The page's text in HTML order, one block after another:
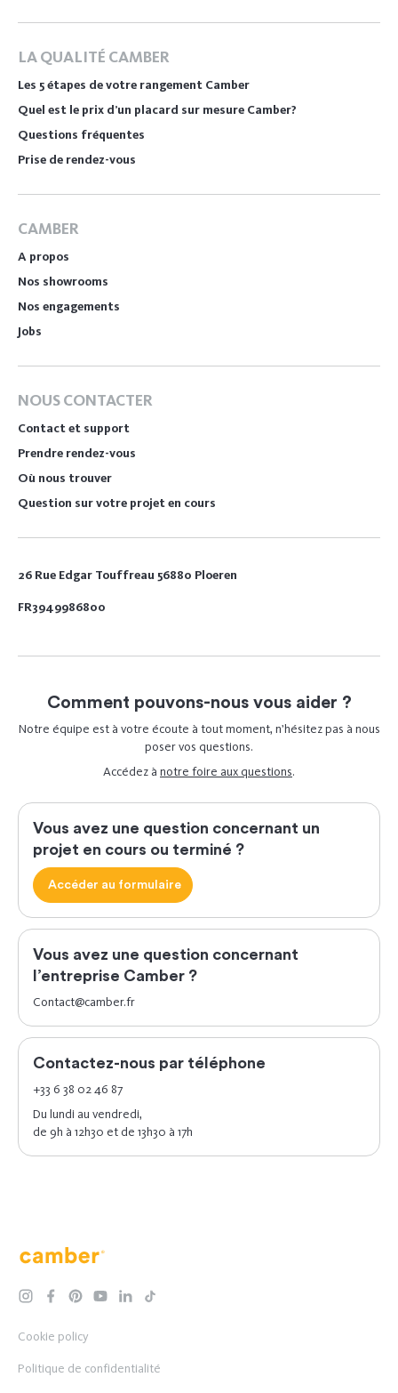
LA QUALITÉ CAMBER
Les 5 étapes de votre rangement Camber
Quel est le prix d’un placard sur mesure Camber?
Questions fréquentes
Prise de rendez-vous
CAMBER
A propos
Nos showrooms
Nos engagements
Jobs
NOUS CONTACTER
Contact et support
Prendre rendez-vous
Où nous trouver
Question sur votre projet en cours
26 Rue Edgar Touffreau 56880 Ploeren
FR3949986800
Comment pouvons-nous vous aider ?
Notre équipe est à votre écoute à tout moment, n’hésitez pas à nous
poser vos questions.
Accédez à notre foire aux questions.
Vous avez une question concernant un
projet en cours ou terminé ?
Accéder au formulaire
Vous avez une question concernant
l’entreprise Camber ?
Contact@camber.fr
Contactez-nous par téléphone
+33 6 38 02 46 87
Du lundi au vendredi,
de 9h à 12h30 et de 13h30 à 17h
Camber
instagramfacebookpinterestyoutubelinkedintiktok
Cookie policy
Politique de confidentialité